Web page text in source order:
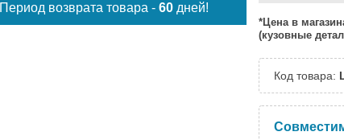
Период возврата товара - 60 дней!
*Цена в
(кузовные
Код товара: